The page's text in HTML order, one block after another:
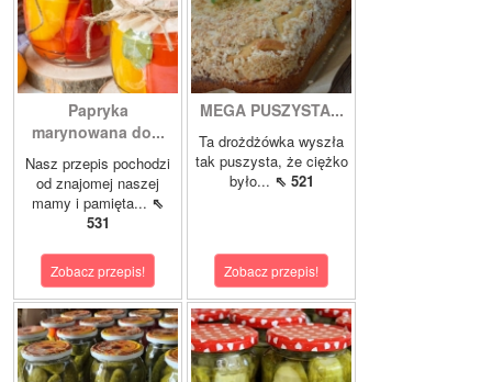
Papryka
marynowana do...
Nasz przepis pochodzi
od znajomej naszej
mamy i pamięta... ⇖
531
Zobacz przepis!
MEGA PUSZYSTA...
Ta drożdżówka wyszła
tak puszysta, że ciężko
było... ⇖ 521
Zobacz przepis!